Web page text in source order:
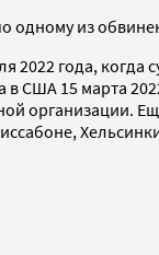
одному из
2022 года, когда
в США 15 марта
организации.